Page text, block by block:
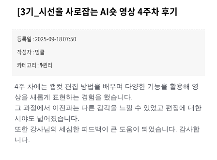
[3기_시선을 사로잡는 AI숏 영상 4주차 후기
등록일 : 2025-09-18 07:50
작성자 : 밍클
카테고리 : 🎙️퀸리
4주 차에는 캡컷 편집 방법을 배우며 다양한 기능을 활용해 영
상을 새롭게 표현하는 경험을 했습니다.
그 과정에서 이전과는 다른 감각을 느낄 수 있었고 편집에 대한
시야도 넓어졌습니다.
또한 강사님의 세심한 피드백이 큰 도움이 되었습니다. 감사합
니다.